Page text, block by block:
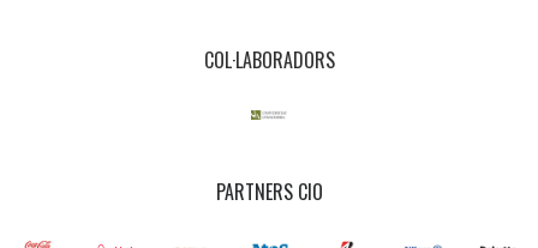
COL·LABORADORS
PARTNERS CIO